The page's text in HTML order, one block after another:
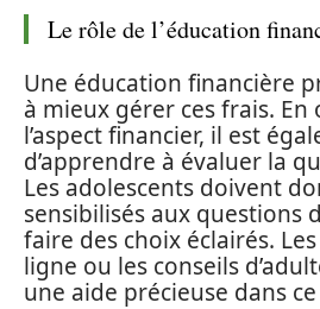
Le rôle de l’éducation
Une éducation financière
à mieux gérer ces frais.
l’aspect financier, il est
d’apprendre à évaluer la
Les adolescents doivent
sensibilisés aux questions
faire des choix éclairés.
ligne ou les conseils
une aide précieuse dans